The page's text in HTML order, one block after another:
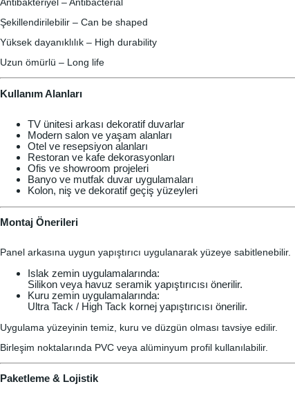
Şekillendirilebilir – Can be shaped
Yüksek dayanıklılık – High durability
Uzun ömürlü – Long life
Kullanım Alanları
TV ünitesi arkası dekoratif duvarlar
Modern salon ve yaşam alanları
Otel ve resepsiyon alanları
Restoran ve kafe dekorasyonları
Ofis ve showroom projeleri
Banyo ve mutfak duvar uygulamaları
Kolon, niş ve dekoratif geçiş yüzeyleri
Montaj Önerileri
Panel arkasına uygun yapıştırıcı uygulanarak yüzeye sabitlenebilir.
Islak zemin uygulamalarında:
Silikon veya havuz seramik yapıştırıcısı önerilir.
Kuru zemin uygulamalarında:
Ultra Tack / High Tack kornej yapıştırıcısı önerilir.
Uygulama yüzeyinin temiz, kuru ve düzgün olması tavsiye edilir.
Birleşim noktalarında PVC veya alüminyum profil kullanılabilir.
Paketleme & Lojistik